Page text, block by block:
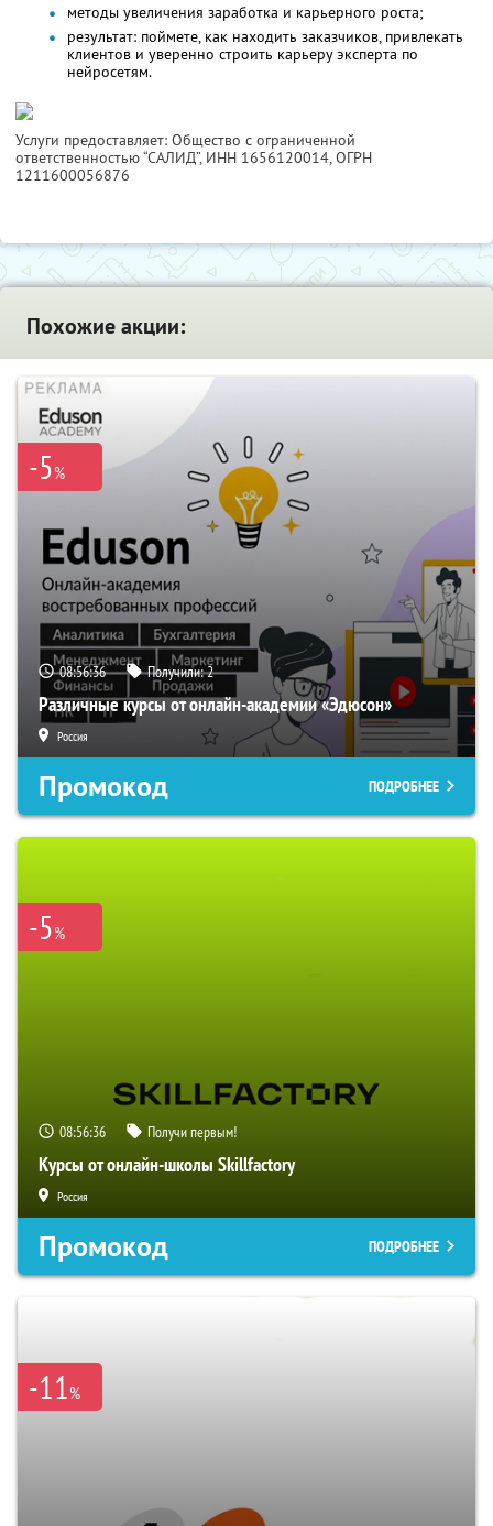
методы увеличения заработка и карьерного роста;
результат: поймете, как находить заказчиков, привлекать
клиентов и уверенно строить карьеру эксперта по
нейросетям.
Услуги предоставляет: Общество с ограниченной
ответственностью “САЛИД”, ИНН 1656120014, ОГРН
1211600056876
Похожие акции:
-5%
08:56:35 Получили:2
Различные курсы от онлайн-академии «Эдюсон»
Россия
Промокод ПОДРОБНЕЕ
-5%
08:56:35 Получи первым!
Курсы от онлайн-школы Skillfactory
Россия
Промокод ПОДРОБНЕЕ
-11%